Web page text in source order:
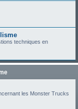
techniques en
les Monster Trucks